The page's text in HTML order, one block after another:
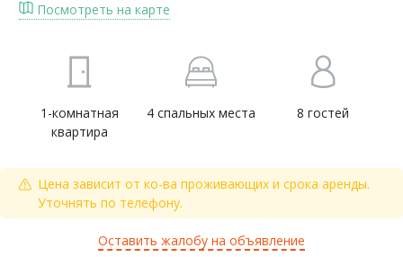
Посмотреть на карте
1-комнатная
квартира
4 спальных места 8 гостей
Цена зависит от ко-ва проживающих и срока аренды.
Уточнять по телефону.
Оставить жалобу на объявление